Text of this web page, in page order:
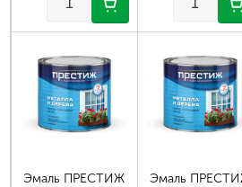
Эмаль ПРЕСТИЖ
Эмаль